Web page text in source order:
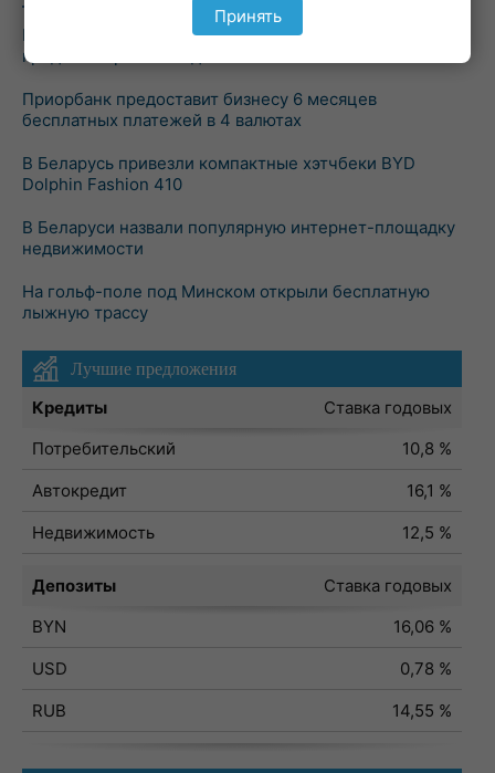
ВТБ (Беларусь) и Банк развития расширили линейку
кредитных решений для СМБ
Приорбанк предоставит бизнесу 6 месяцев
бесплатных платежей в 4 валютах
В Беларусь привезли компактные хэтчбеки BYD
Dolphin Fashion 410
В Беларуси назвали популярную интернет-площадку
недвижимости
На гольф-поле под Минском открыли бесплатную
лыжную трассу
Лучшие предложения
Кредиты
Ставка годовых
Потребительский
10,8 %
Автокредит
16,1 %
Недвижимость
12,5 %
Депозиты
Ставка годовых
BYN
16,06 %
USD
0,78 %
RUB
14,55 %
Принять